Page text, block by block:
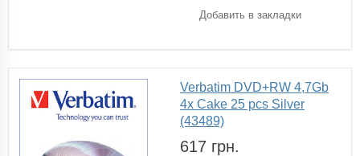
Добавить в закладки
Verbatim DVD+RW 4,7Gb
4x Cake 25 pcs Silver
(43489)
617 грн.